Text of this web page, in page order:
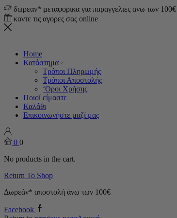
δωρεαν* μεταφορικα για παραγγελιες ανω των 100€
καντε τις αγορες σας online
Home
Κατάστημα
Τρόποι Πληρωμής
Τρόποι Αποστολής
‘Οροι Χρήσης
Ποιοί είμαστε
Καλάθι
Επικοινωνήστε μαζί μας
0 0
No products in the cart.
Return To Shop
Δωρεάν* αποστολή άνω των 100€
Facebook